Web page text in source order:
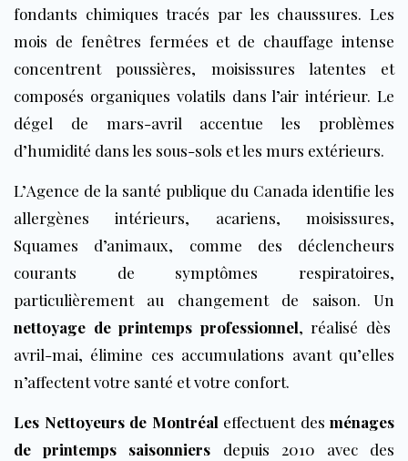
fondants chimiques tracés par les chaussures. Les
mois de fenêtres fermées et de chauffage intense
concentrent poussières, moisissures latentes et
composés organiques volatils dans l’air intérieur. Le
dégel de mars-avril accentue les problèmes
d’humidité dans les sous-sols et les murs extérieurs.
L’Agence de la santé publique du Canada identifie les
allergènes intérieurs, acariens, moisissures,
Squames d’animaux, comme des déclencheurs
courants de symptômes respiratoires,
particulièrement au changement de saison. Un
nettoyage de printemps professionnel, réalisé dès
avril-mai, élimine ces accumulations avant qu’elles
n’affectent votre santé et votre confort.
Les Nettoyeurs de Montréaleffectuent des ménages
de printemps saisonniers depuis 2010 avec des